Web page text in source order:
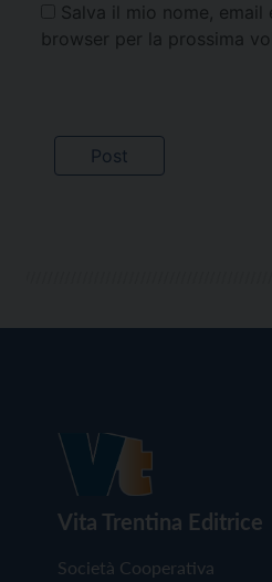
Salva il mio nome,
browser per la prossima
Vita Trentina Editrice
Società Cooperativa